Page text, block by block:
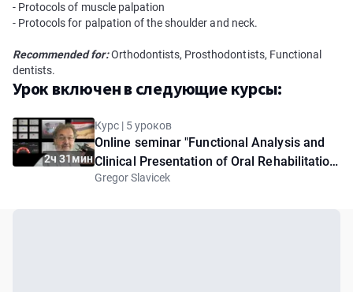
- Protocols of muscle palpation
- Protocols for palpation of the shoulder and neck.
Recommended for:Orthodontists, Prosthodontists, Functional
dentists.
Урок включен в следующие курсы:
2ч 31мин
Курс | 5 уроков
Online seminar "Functional Analysis and
Clinical Presentation of Oral Rehabilitation
Cases: A Systematic Approach"
Gregor Slavicek